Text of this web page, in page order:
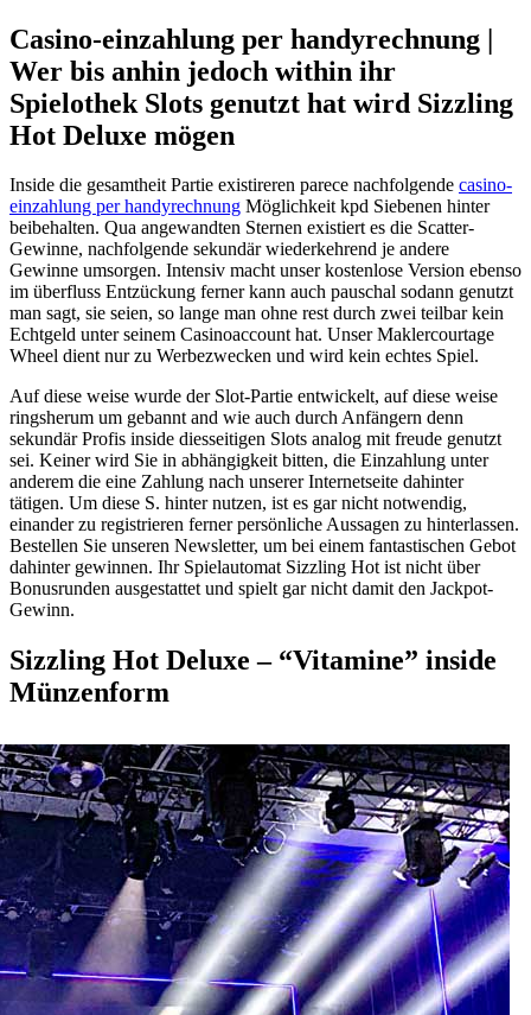
Casino-einzahlung per handyrechnung |
Wer bis anhin jedoch within ihr
Spielothek Slots genutzt hat wird Sizzling
Hot Deluxe mögen
Inside die gesamtheit Partie existireren parece nachfolgende casino-
einzahlung per handyrechnung Möglichkeit kpd Siebenen hinter
beibehalten. Qua angewandten Sternen existiert es die Scatter-
Gewinne, nachfolgende sekundär wiederkehrend je andere
Gewinne umsorgen. Intensiv macht unser kostenlose Version ebenso
im überfluss Entzückung ferner kann auch pauschal sodann genutzt
man sagt, sie seien, so lange man ohne rest durch zwei teilbar kein
Echtgeld unter seinem Casinoaccount hat. Unser Maklercourtage
Wheel dient nur zu Werbezwecken und wird kein echtes Spiel.
Auf diese weise wurde der Slot-Partie entwickelt, auf diese weise
ringsherum um gebannt and wie auch durch Anfängern denn
sekundär Profis inside diesseitigen Slots analog mit freude genutzt
sei. Keiner wird Sie in abhängigkeit bitten, die Einzahlung unter
anderem die eine Zahlung nach unserer Internetseite dahinter
tätigen. Um diese S. hinter nutzen, ist es gar nicht notwendig,
einander zu registrieren ferner persönliche Aussagen zu hinterlassen.
Bestellen Sie unseren Newsletter, um bei einem fantastischen Gebot
dahinter gewinnen. Ihr Spielautomat Sizzling Hot ist nicht über
Bonusrunden ausgestattet und spielt gar nicht damit den Jackpot-
Gewinn.
Sizzling Hot Deluxe – “Vitamine” inside
Münzenform